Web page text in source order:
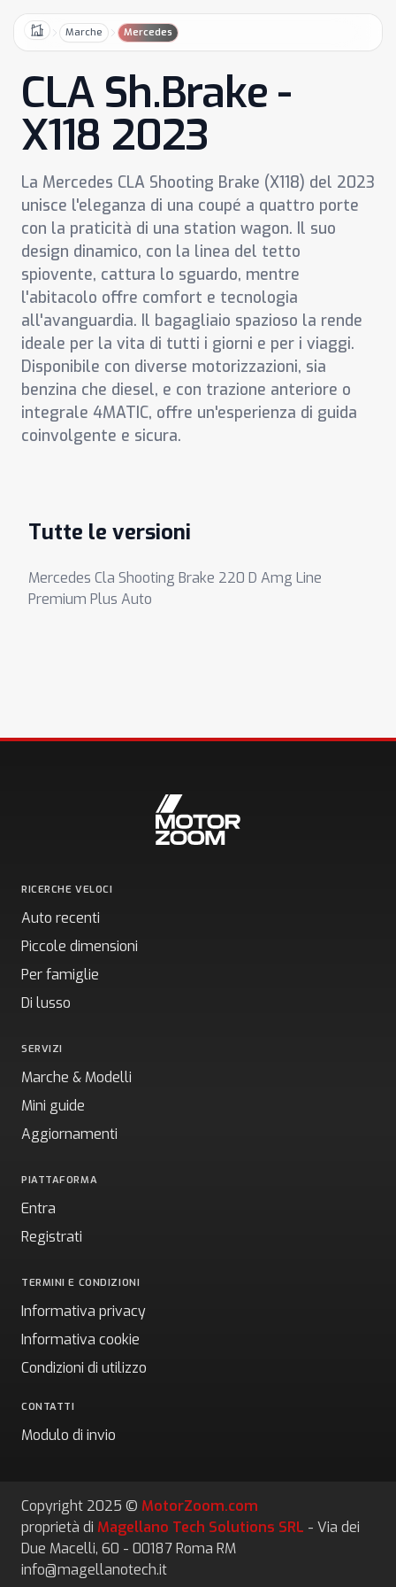
HomeMarche Mercedes
CLA Sh.Brake -
X118 2023
La Mercedes CLA Shooting Brake (X118) del 2023
unisce l'eleganza di una coupé a quattro porte
con la praticità di una station wagon. Il suo
design dinamico, con la linea del tetto
spiovente, cattura lo sguardo, mentre
l'abitacolo offre comfort e tecnologia
all'avanguardia. Il bagagliaio spazioso la rende
ideale per la vita di tutti i giorni e per i viaggi.
Disponibile con diverse motorizzazioni, sia
benzina che diesel, e con trazione anteriore o
integrale 4MATIC, offre un'esperienza di guida
coinvolgente e sicura.
Tutte le versioni
Mercedes Cla Shooting Brake 220 D Amg Line
Premium Plus Auto
RICERCHE VELOCI
Auto recenti
Piccole dimensioni
Per famiglie
Di lusso
SERVIZI
Marche & Modelli
Mini guide
Aggiornamenti
PIATTAFORMA
Entra
Registrati
TERMINI E CONDIZIONI
Informativa privacy
Informativa cookie
Condizioni di utilizzo
CONTATTI
Modulo di invio
Copyright 2025 © MotorZoom.com
proprietà di Magellano Tech Solutions SRL - Via dei
Due Macelli, 60 - 00187 Roma RM
info@magellanotech.it